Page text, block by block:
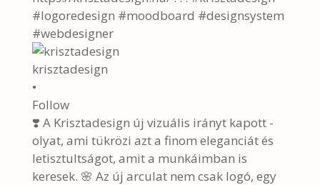
krisztadesign
•
Follow
❣️ A Krisztadesign új vizuális irányt kapott -
olyat, ami tükrözi azt a finom eleganciát és
letisztultságot, amit a munkáimban is
keresek. 🌸 Az új arculat nem csak logó, egy